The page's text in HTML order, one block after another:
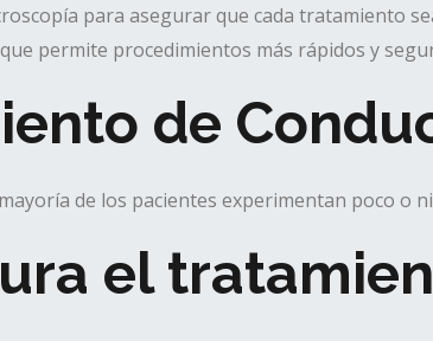
para asegurar que cada tratamiento
permite procedimientos más rápidos y
de
de los pacientes experimentan poco
el